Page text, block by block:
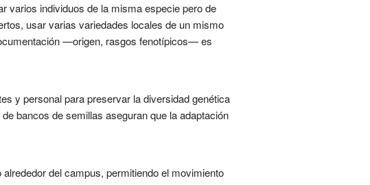
varios individuos de la misma especie pero de
usar varias variedades locales de un mismo
—origen, rasgos fenotípicos— es
y personal para preservar la diversidad genética
bancos de semillas aseguran que la adaptación
del campus, permitiendo el movimiento